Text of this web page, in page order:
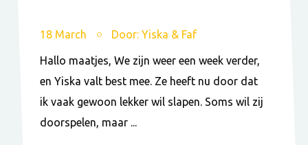
18 March Door: Yiska & Faf
Hallo maatjes, We zijn weer een week verder,
en Yiska valt best mee. Ze heeft nu door dat
ik vaak gewoon lekker wil slapen. Soms wil zij
doorspelen, maar ...